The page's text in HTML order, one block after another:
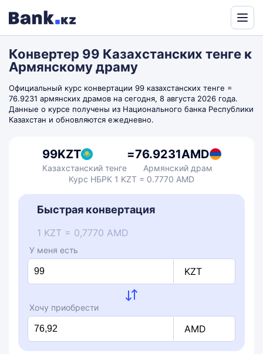
by
Translate
Конвертер 99 Казахстанских тенге к
Армянскому драму
Официальный курс конвертации 99 казахстанских тенге =
76.9231 армянских драмов на сегодня, 8 августа 2026 года.
Данные о курсе получены из Национального банка Республики
Казахстан и обновляются ежедневно.
99KZT
Казахстанский тенге
=76.9231AMD
Армянский драм
Курс НБРК 1 KZT = 0.7770 AMD
Быстрая конвертация
1 KZT = 0,7770 AMD
У меня есть
KZT
Хочу приобрести
AMD